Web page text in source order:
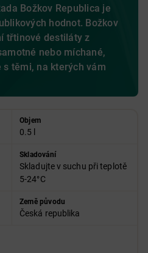
Božkov Republica je
hodnot. Božkov
třtinové destiláty z
nebo míchané,
těmi, na kterých vám
Objem
0.5 l
Skladování
Skladujte v suchu při teplotě
5-24°C
Země původu
Česká republika